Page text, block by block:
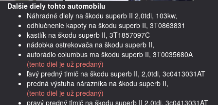
Dalšie diely tohto automobilu
Náhradné diely na škodu superb II 2,0tdi, 103kw,
odhlučnenie kapoty na škodu superb II, 3T0863831
kastlík na škodu superb II, 3T1857097C
nádobka ostrekovača na škodu superb II,
autorádio columbus ma škodu superb II, 3T0035680A
(tento diel je už predaný)
ľavý predný tlmič na škodu superb II, 2,0tdi, 3c0413031AT
predná výstuha nárazníka na škodu superb II,
(tento diel je už predaný)
pravý predný tlmič na škodu superb II 2,0tdi, 3c0413031AT